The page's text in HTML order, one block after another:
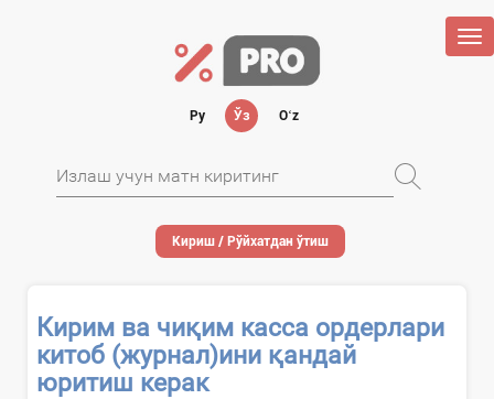
Ру Ўз Oʻz
Кириш / Рўйхатдан ўтиш
Кирим ва чиқим касса ордерлари
китоб (журнал)ини қандай
юритиш керак